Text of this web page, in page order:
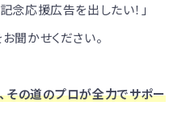
念応援広告を出したい！」
聞かせください。
その道のプロが全力でサポー